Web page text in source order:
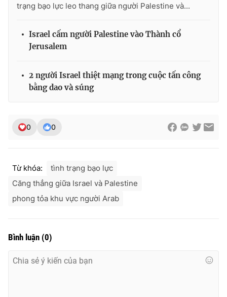
VTV4 Vươn mình bằng AI
VTV9 VTV8
Theo dõi báo trên
Cơ quan chủ quản:Đài Truyền hình Việt Nam
cấp ngày 29/12/2023
Phó Tổng Biên tập:Nguyễn Thị Mỹ Hạnh, Phạm Quốc Thắng,
trạng bạo lực leo thang giữa người Palestine và...
Israel cấm người Palestine vào Thành cổ
Jerusalem
2 người Israel thiệt mạng trong cuộc tấn công
bằng dao và súng
0 0
Từ khóa:
tình trạng bạo lực
Căng thẳng giữa Israel và Palestine
phong tỏa khu vực người Arab
Bình luận (0)